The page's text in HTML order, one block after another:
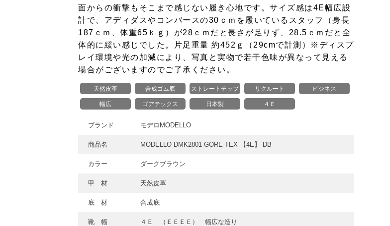
面からの衝撃もそこまで感じない履き心地です。サイズ感は4E幅広設
計で、アディダスやコンバースの30ｃｍを履いているスタッフ（身長
187ｃｍ、体重65ｋｇ）が28ｃｍだと長さが足りず、28.5ｃｍだと全
体的に緩い感じでした。片足重量 約452ｇ（29cmで計測）※ディスプ
レイ環境や光の加減により、写真と実物で若干色味が異なって見える
場合がございますのでご了承ください。
天然皮革 合成ゴム底 ストレートチップ リクルート ビジネス
幅広 ゴアテックス 日本製 ４Ｅ
ブランド モデロMODELLO
商品名 MODELLO DMK2801 GORE-TEX 【4E】 DB
カラー ダークブラウン
甲 材 天然皮革
底 材 合成底
靴 幅 ４Ｅ （ＥＥＥＥ） 幅広な造り